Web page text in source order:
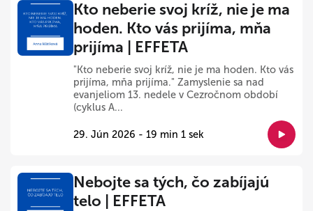
Kto neberie svoj kríž, nie je ma
hoden. Kto vás prijíma, mňa
prijíma | EFFETA
"Kto neberie svoj kríž, nie je ma hoden. Kto vás
prijíma, mňa prijíma." Zamyslenie sa nad
evanjeliom 13. nedele v Cezročnom období
(cyklus A...
29. Jún 2026 - 19 min 1 sek
Nebojte sa tých, čo zabíjajú
telo | EFFETA